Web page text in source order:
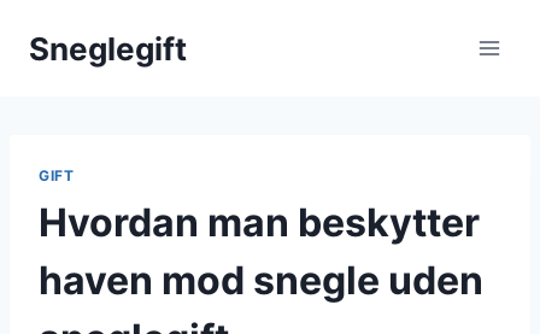
Sneglegift
GIFT
Hvordan man beskytter
haven mod snegle uden